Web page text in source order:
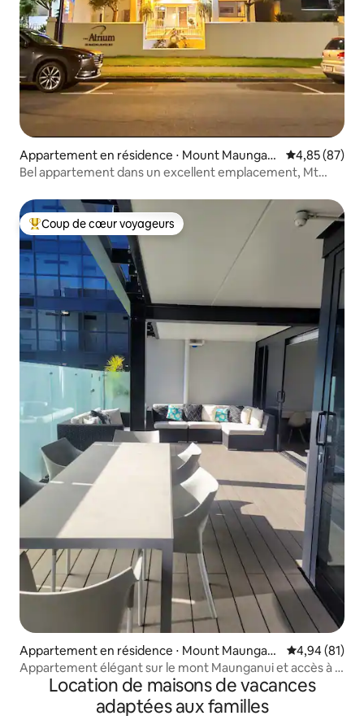
Appartement en résidence ⋅ Mount Maungan
ui
Évaluation
4,85 (87)
Bel appartement dans un excellent emplacement, Mt
Coups de cœur voyageurs les plus appréciés
Coup de cœur voyageurs
Appartement en résidence ⋅ Mount Maungan
ui
Évaluation
4,94 (81)
Appartement élégant sur le mont Maunganui et accès à la
piscineLocation de maisons de vacances
adaptées aux familles